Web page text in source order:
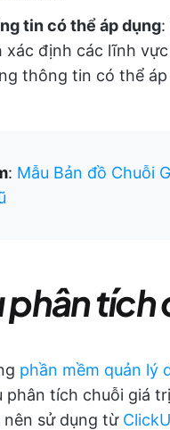
tin có thể áp dụng:
xác định các lĩnh
thông tin có thể
: Mẫu Bản đồ Chuỗi
phân
phần mềm quản lý
phân tích chuỗi giá
nên sử dụng từ